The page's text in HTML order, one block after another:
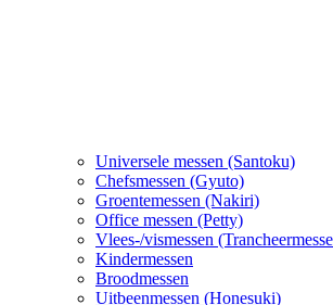
Universele messen (Santoku)
Chefsmessen (Gyuto)
Groentemessen (Nakiri)
Office messen (Petty)
Vlees-/vismessen
Kindermessen
Broodmessen
Uitbeenmessen (Honesuki)